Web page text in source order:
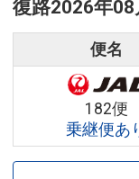
復路2026年08
便名
182便
乗継便あ